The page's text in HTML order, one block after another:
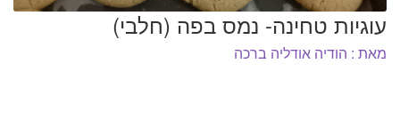
עוגיות טחינה- נמס בפה (חלבי)
מאת : הודיה אודליה ברכה